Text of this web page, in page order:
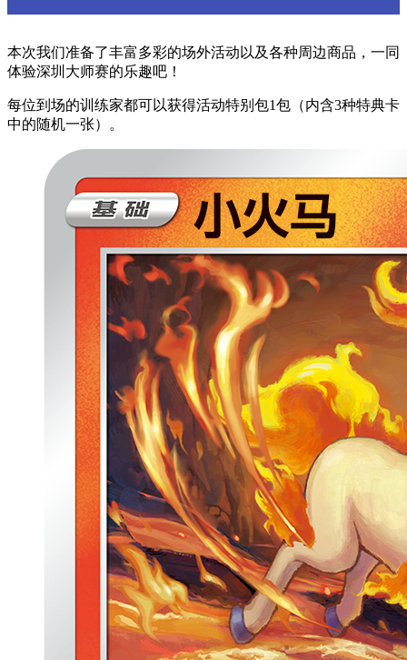
本次我们准备了丰富多彩的场外活动以及各种周边商品，一同
体验深圳大师赛的乐趣吧！
每位到场的训练家都可以获得活动特别包1包（内含3种特典卡
中的随机一张）。